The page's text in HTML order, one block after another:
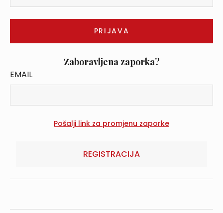
Zaboravljena zaporka?
EMAIL
REGISTRACIJA